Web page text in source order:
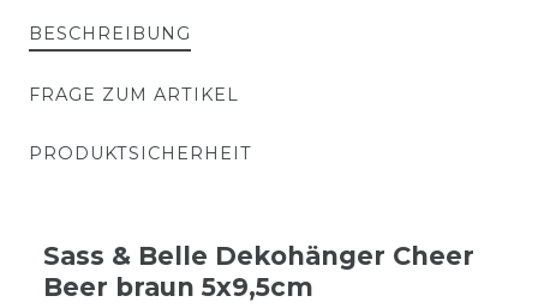
BESCHREIBUNG
FRAGE ZUM ARTIKEL
PRODUKTSICHERHEIT
Sass & Belle Dekohänger Cheer
Beer braun 5x9,5cm